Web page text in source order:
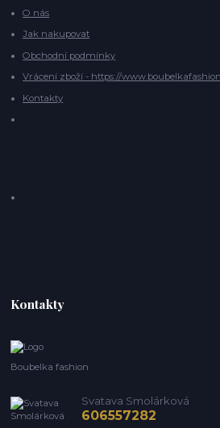
O nás
Jak nakupovat
Obchodní podmínky
Vrácení zboží - https://
Kontakty
Kontakty
Boubelka fashion
Svatava Smolárková
606557282